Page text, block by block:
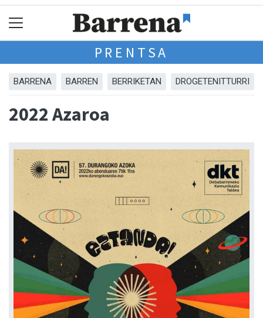
PRENTSA
BARRENA BARREN BERRIKETAN DROGETENITTURRI
2022 Azaroa